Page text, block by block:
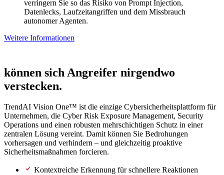
verringern Sie so das Risiko von Prompt Injection,
Datenlecks, Laufzeitangriffen und dem Missbrauch
autonomer Agenten.
Weitere Informationen
können sich Angreifer nirgendwo
verstecken.
TrendAI Vision One™ ist die einzige Cybersicherheitsplattform für
Unternehmen, die Cyber Risk Exposure Management, Security
Operations und einen robusten mehrschichtigen Schutz in einer
zentralen Lösung vereint. Damit können Sie Bedrohungen
vorhersagen und verhindern – und gleichzeitig proaktive
Sicherheitsmaßnahmen forcieren.
Kontextreiche Erkennung für schnellere Reaktionen